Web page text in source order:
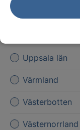
Uppsala län
Värmland
Västerbotten
Västernorrland